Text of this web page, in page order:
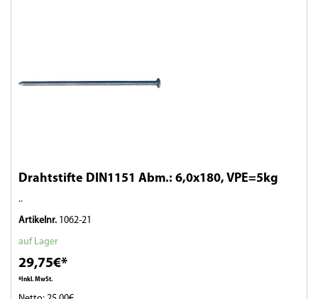
Drahtstifte DIN1151 Abm.: 6,0x180, VPE=5kg
..
Artikelnr. 1062-21
auf Lager
29,75€*
*Inkl. MwSt.